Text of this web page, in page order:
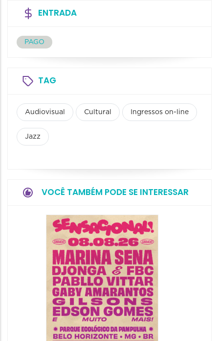
ENTRADA
PAGO
TAG
Audiovisual Cultural Ingressos on-line
Jazz
VOCÊ TAMBÉM PODE SE INTERESSAR